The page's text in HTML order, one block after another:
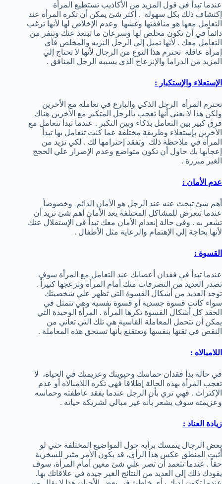
عندما تبدأ في قول المزيد من الأكاذيب تستطيع المرأة
إكتشاف ذلك بكل سهولة . أكثر شئ يمكن أن تكره المرأة عند
التعامل معها هو منافقتها وغشها وعدم الإخلاص لها لأنها ترغب
دائماً في أن تكون مخلص لها وسرعان ما تبتعد عنك وتنفر من
التعامل معك . لأنها تميل إلي الرجل النزيه والمخلص فأي
إمرأة عاقلة تحترم هذا النوع من الرجال لأنها لا تحتاج إلي
المزيد من الدراما والإنزعاج الذي يسببه الرجل المنافق .
الإستعلاء والإستكبار :
تحترم المرأة الرجل الذكي والبارع في تعامله مع الأخرين
ولكن هذا لا يعني أنها تعجب بالرجل المتكبر مع الأخرين هناك
فرق كبير بين التعامل بذكاء وبين التكبر . عندما تبدأ تتعامل مع
الأخرين بإستعلاء وطريقة مختلفة عما كنت تتعامل بها تبدأ
المرأة في ملاحظة ذلك وتفقد إحترامها لك . لكي تزيد من
إعجابها بك حاول أن تكون متواضع وعدم الإصرار علي الحجج
الغير مبررة .
عدم الأمان :
أهم شئ تبحث عنه عند الرجل هو الأمان الدائم وخصوصاً
عندما تتعرض للمشاكل المختلفة يعد الأمان أهم شئ تريد أن
تشعر به . وفي حالة إنعدام الأمان معك تبدأ في الإستقلال عنك
لأنها بحاجة إلي الإهتمام والرعاية مثل الأطفال .
القسوة :
عندما تبدأ في فقدان أعصابك عند التعامل مع المرأة سوف
تصدر العديد من التصرفات منك أمام المرأة وتزعجها كثيراً .
توجد العديد من أشكال القسوة التي تظهر علي شخصيتك
سواء كانت قسوة جسدية أو قسوة نفسيه وهي تتمثل في
الحقد كل أشكال القسوة تكرها المرأة . المرأة الوحيدة التي
يمكن أن تتحمل المعاملة القاسية هي تلك التي تعاني من
النقص في ثقتها بنفسها وتعتقنع بأنها تستحق هذه المعاملة .
اللامبالاه :
في حالة بدأ فقدان حماسك وحيويتك وعزيمتك في الحياة، لا
تعجب المرأة بهذه الحالة إطلاقاً فهي تكره اللامبالاه أو عدم
الإكتراث . فهي تري بأن الرجل عندما يفقد عاطفته وحماسه
وعزيمته سوف يشعر بأنه غير مبالي لشريكة حياته .
زيادة العناد :
بعض الرجال يتمسك برأيه حول المواضيع المختلفة حتي لو
أثبت المنطق عكس هذا الرأي، قد يكون الأمر مثير للسخرية
حقاً . عندما تتعمد أن تصر علي شئ معين أمام المرأة، سوف
يقودك ذلك إلي العديد من النتائج الغير جيدة في علاقاتك بها.